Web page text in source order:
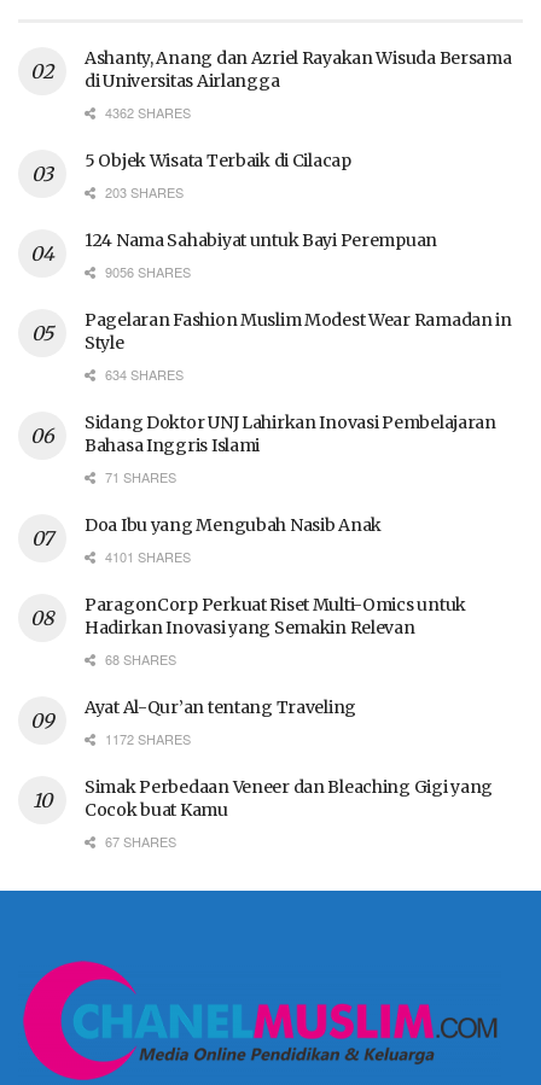
Ashanty, Anang dan Azriel Rayakan Wisuda Bersama
di Universitas Airlangga
4362 SHARES
5 Objek Wisata Terbaik di Cilacap
203 SHARES
124 Nama Sahabiyat untuk Bayi Perempuan
9056 SHARES
Pagelaran Fashion Muslim Modest Wear Ramadan in
Style
634 SHARES
Sidang Doktor UNJ Lahirkan Inovasi Pembelajaran
Bahasa Inggris Islami
71 SHARES
Doa Ibu yang Mengubah Nasib Anak
4101 SHARES
ParagonCorp Perkuat Riset Multi-Omics untuk
Hadirkan Inovasi yang Semakin Relevan
68 SHARES
Ayat Al-Qur’an tentang Traveling
1172 SHARES
Simak Perbedaan Veneer dan Bleaching Gigi yang
Cocok buat Kamu
67 SHARES